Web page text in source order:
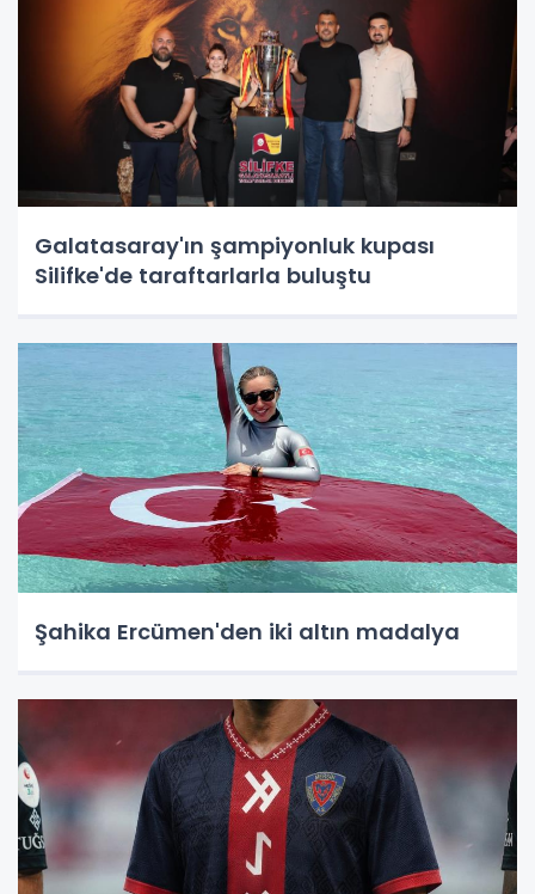
Galatasaray'ın şampiyonluk kupası
Silifke'de taraftarlarla buluştu
Şahika Ercümen'den iki altın madalya